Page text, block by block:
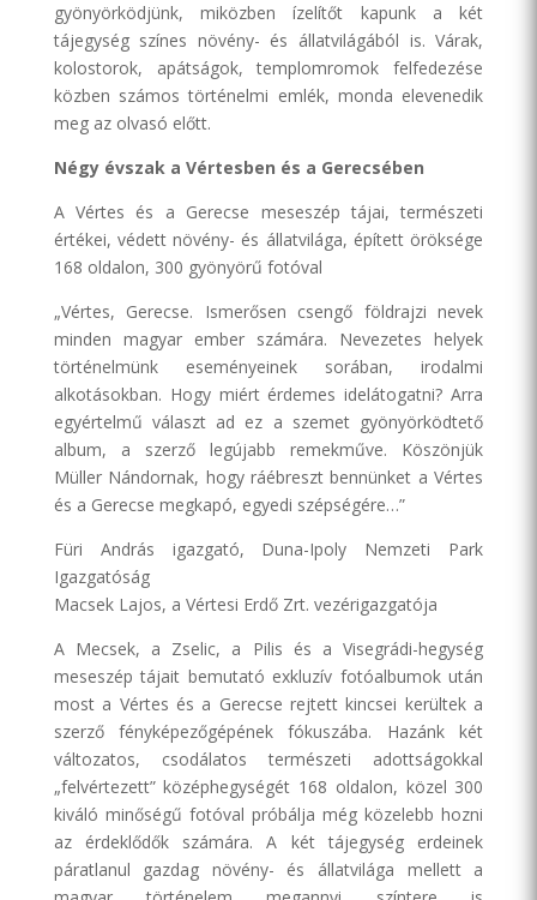
gyönyörködjünk, miközben ízelítőt kapunk a két
tájegység színes növény- és állatvilágából is. Várak,
kolostorok, apátságok, templomromok felfedezése
közben számos történelmi emlék, monda elevenedik
meg az olvasó előtt.
Négy évszak a Vértesben és a Gerecsében
A Vértes és a Gerecse meseszép tájai, természeti
értékei, védett növény- és állatvilága, épített öröksége
168 oldalon, 300 gyönyörű fotóval
„Vértes, Gerecse. Ismerősen csengő földrajzi nevek
minden magyar ember számára. Nevezetes helyek
történelmünk eseményeinek sorában, irodalmi
alkotásokban. Hogy miért érdemes idelátogatni? Arra
egyértelmű választ ad ez a szemet gyönyörködtető
album, a szerző legújabb remekműve. Köszönjük
Müller Nándornak, hogy ráébreszt bennünket a Vértes
és a Gerecse megkapó, egyedi szépségére…”
Füri András igazgató, Duna-Ipoly Nemzeti Park
Igazgatóság
Macsek Lajos, a Vértesi Erdő Zrt. vezérigazgatója
A Mecsek, a Zselic, a Pilis és a Visegrádi-hegység
meseszép tájait bemutató exkluzív fotóalbumok után
most a Vértes és a Gerecse rejtett kincsei kerültek a
szerző fényképezőgépének fókuszába. Hazánk két
változatos, csodálatos természeti adottságokkal
„felvértezett” középhegységét 168 oldalon, közel 300
kiváló minőségű fotóval próbálja még közelebb hozni
az érdeklődők számára. A két tájegység erdeinek
páratlanul gazdag növény- és állatvilága mellett a